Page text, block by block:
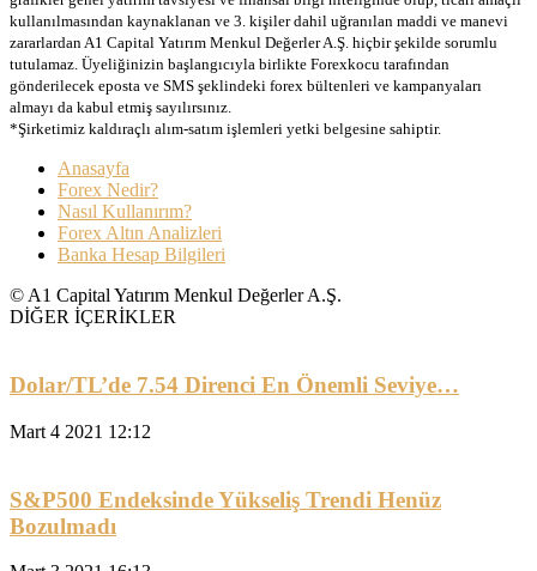
kullanılmasından kaynaklanan ve 3. kişiler dahil uğranılan maddi ve manevi
zararlardan A1 Capital Yatırım Menkul Değerler A.Ş. hiçbir şekilde sorumlu
tutulamaz. Üyeliğinizin başlangıcıyla birlikte Forexkocu tarafından
gönderilecek eposta ve SMS şeklindeki forex bültenleri ve kampanyaları
almayı da kabul etmiş sayılırsınız.
*Şirketimiz kaldıraçlı alım-satım işlemleri yetki belgesine sahiptir.
Anasayfa
Forex Nedir?
Nasıl Kullanırım?
Forex Altın Analizleri
Banka Hesap Bilgileri
© A1 Capital Yatırım Menkul Değerler A.Ş.
DİĞER İÇERİKLER
Dolar/TL’de 7.54 Direnci En Önemli Seviye…
Mart 4 2021 12:12
S&P500 Endeksinde Yükseliş Trendi Henüz
Bozulmadı